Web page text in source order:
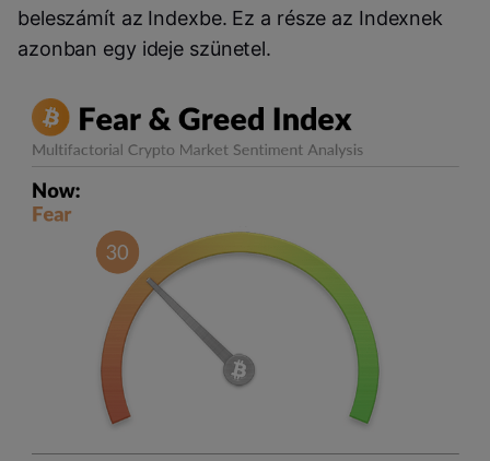
beleszámít az Indexbe. Ez a része az Indexnek
azonban egy ideje szünetel.